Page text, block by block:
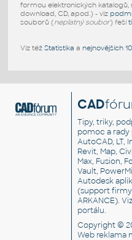
formou elektronických katalogů,
download, CD, apod.) - viz
souborů (neplatný soubor) řeší
Viz též Statistika a nejnovějších
CAD
Tipy, triky,
pomoc a rady
AutoCAD, LT,
Revit, Map,
Max, Fusion,
Vault,
Autodesk
(support firmy
ARKANCE).
portálu.
Copyright ©
Web reklama